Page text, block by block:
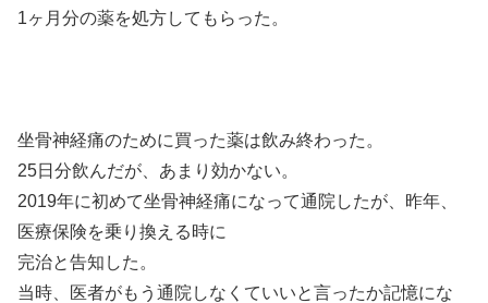
1ヶ月分の薬を処方してもらった。
坐骨神経痛のために買った薬は飲み終わった。
25日分飲んだが、あまり効かない。
2019年に初めて坐骨神経痛になって通院したが、昨年、
医療保険を乗り換える時に
完治と告知した。
当時、医者がもう通院しなくていいと言ったか記憶にな